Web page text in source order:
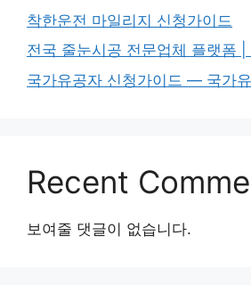
착한운전 마일리지 신청가이드
전국 줄눈시공 전문업체 플랫폼 |
국가유공자 신청가이드 — 국가
Recent
보여줄 댓글이 없습니다.